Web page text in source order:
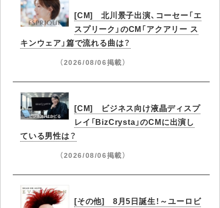
[CM] 北川景子出演、コーセー「エ
スプリーク」のCM「アクアリー ス
キンウェア」篇で流れる曲は？
（2026/08/06掲載）
[CM] ビジネス向け液晶ディスプ
レイ「BizCrysta」のCMに出演し
ている男性は？
（2026/08/06掲載）
[その他] 8月5日誕生！～ユーロビ